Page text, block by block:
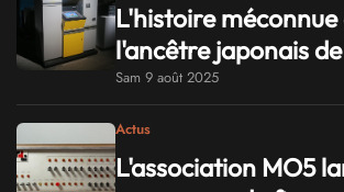
L'histoire méconnue
l'ancêtre japonais
Sam 9 août 2025
Actus
L'association MO5